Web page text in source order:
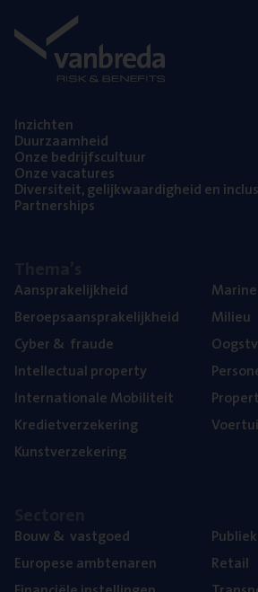
Inzich­ten
Duur­zaam­heid
Onze bedrijfs­cul­tuur
Onze vaca­tu­res
Diver­si­teit, gelijk­waar­dig­heid en
Part­ner­ships
Aan­spra­ke­lijk­heid
Beroeps­aan­spra­ke­lijk­heid
Cyber& fraude
Intel­lec­tu­al property
Inter­na­ti­o­na­le Mobiliteit
Kre­diet­ver­ze­ke­ring
Kunst­ver­ze­ke­ring
Mari­ne
Mili­eu
Bouw& vastgoed
Euro­pe­se ambtenaren
Retail